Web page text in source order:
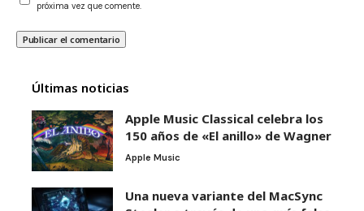
próxima vez que comente.
Últimas noticias
Apple Music Classical celebra los
150 años de «El anillo» de Wagner
Apple Music
Una nueva variante del MacSync